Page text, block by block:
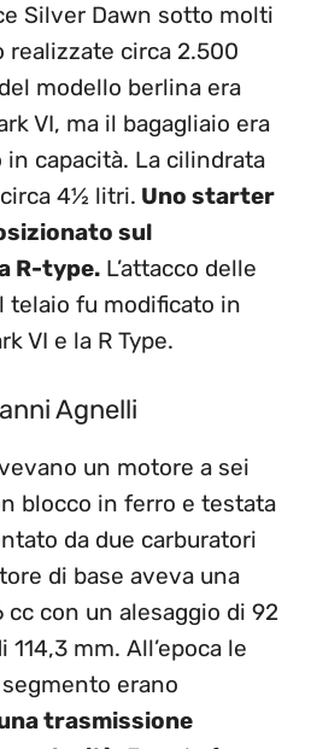
Silver Dawn sotto molti
realizzate circa 2.500
modello berlina era
VI, ma il bagagliaio era
in capacità. La cilindrata
4½ litri. Uno starter
sul
R-type. L’attacco delle
telaio fu modificato in
VI e la R Type.
Agnelli
un motore a sei
blocco in ferro e testata
da due carburatori
di base aveva una
con un alesaggio di 92
mm. All’epoca le
erano
trasmissione